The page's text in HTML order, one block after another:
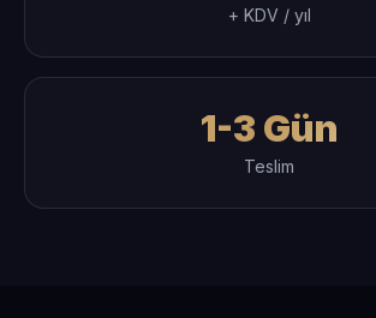
+ KDV / yıl
1-3 Gün
Teslim